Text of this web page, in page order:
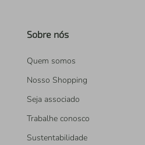
Sobre nós
Quem somos
Nosso Shopping
Seja associado
Trabalhe conosco
Sustentabilidade